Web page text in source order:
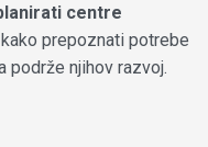
centre
prepoznati potrebe
podrže njihov razvoj.